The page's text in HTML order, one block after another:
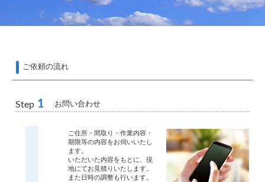
ご依頼の流れ
Step 1 お問い合わせ
ご住所・間取り・作業内容・
期限等の内容をお伺いいたし
ます。
いただいた内容をもとに、現
地にてお見積りいたします。
また日時の調整も行います。